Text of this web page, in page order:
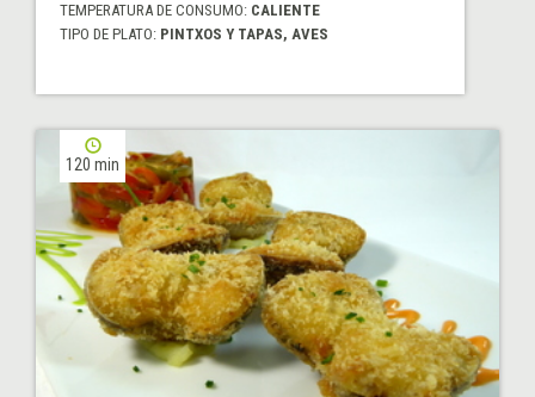
TEMPERATURA DE CONSUMO: CALIENTE
TIPO DE PLATO: PINTXOS Y TAPAS, AVES
120 min